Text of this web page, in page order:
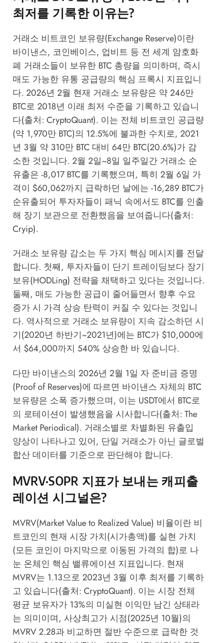
최저를 기록한 이유는?
거래소 비트코인 보유량(Exchange Reserve)이란
바이낸스, 코인베이스, 업비트 등 전 세계 암호화
폐 거래소들이 보유한 BTC 총량을 의미하며, 즉시
매도 가능한 유통 공급량의 핵심 프록시 지표입니
다. 2026년 2월 현재 거래소 보유량은 약 246만
BTC로 2018년 이래 최저 수준을 기록하고 있습니
다(출처: CryptoQuant). 이는 전체 비트코인 공급량
(약 1,970만 BTC)의 12.5%에 불과한 수치로, 2021
년 3월 약 310만 BTC 대비 64만 BTC(20.6%)가 감
소한 것입니다. 2월 2일~8일 일주일간 거래소 순
유출은 -8,017 BTC를 기록했으며, 특히 2월 6일 가
격이 $60,062까지 급락하던 날에는 -16,289 BTC가
순유출되어 투자자들이 패닉 속에서도 BTC를 인출
해 장기 보관으로 전환했음을 보여줍니다(출처:
Cryip).
거래소 보유량 감소는 두 가지 핵심 메시지를 전달
합니다. 첫째, 투자자들이 단기 트레이딩보다 장기
보유(HODLing) 전략을 채택하고 있다는 것입니다.
둘째, 매도 가능한 공급이 줄어들면서 향후 수요
증가 시 가격 상승 탄력이 커질 수 있다는 것입니
다. 역사적으로 거래소 보유량이 지속 감소하던 시
기(2020년 하반기~2021년)에는 BTC가 $10,000에
서 $64,000까지 540% 상승한 바 있습니다.
다만 바이낸스의 2026년 2월 1일 자 준비금 증명
(Proof of Reserves)에 따르면 바이낸스 자체의 BTC
보유량은 소폭 증가했으며, 이는 USDT에서 BTC로
의 로테이션이 발생했음을 시사합니다(출처: The
Market Periodical). 거래소별로 차별화된 유출입
양상이 나타나고 있어, 단일 거래소가 아닌 글로벌
합산 데이터를 기준으로 판단해야 합니다.
MVRV·SOPR 지표가 보내는 캐피출
레이션 시그널은?
MVRV(Market Value to Realized Value) 비율이란 비
트코인의 현재 시장 가치(시가총액)를 실현 가치
(모든 코인이 마지막으로 이동된 가격의 합)로 나
눈 온체인 핵심 밸류에이션 지표입니다. 현재
MVRV는 1.13으로 2023년 3월 이후 최저를 기록하
고 있습니다(출처: CryptoQuant). 이는 시장 전체
평균 보유자가 13%의 미실현 이익만 남긴 상태라
는 의미이며, 사상최고가 시점(2025년 10월)의
MVRV 2.28과 비교하면 절반 수준으로 급락한 것